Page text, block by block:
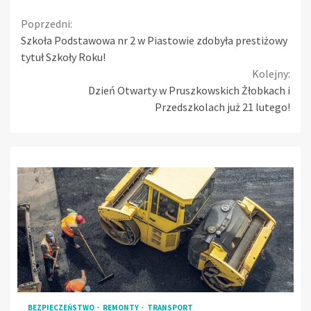
Continue
Reading
Poprzedni:
Szkoła Podstawowa nr 2 w Piastowie zdobyła prestiżowy
tytuł Szkoły Roku!
Kolejny:
Dzień Otwarty w Pruszkowskich Żłobkach i
Przedszkolach już 21 lutego!
BEZPIECZEŃSTWO REMONTY TRANSPORT